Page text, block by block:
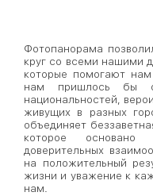
Фотопанорама
круг со всеми нашими
которые помогают
нам пришлось бы
национальностей,
живущих в разных
объединяет
которое
доверительных
на положительный
жизни и уважение к
нам.